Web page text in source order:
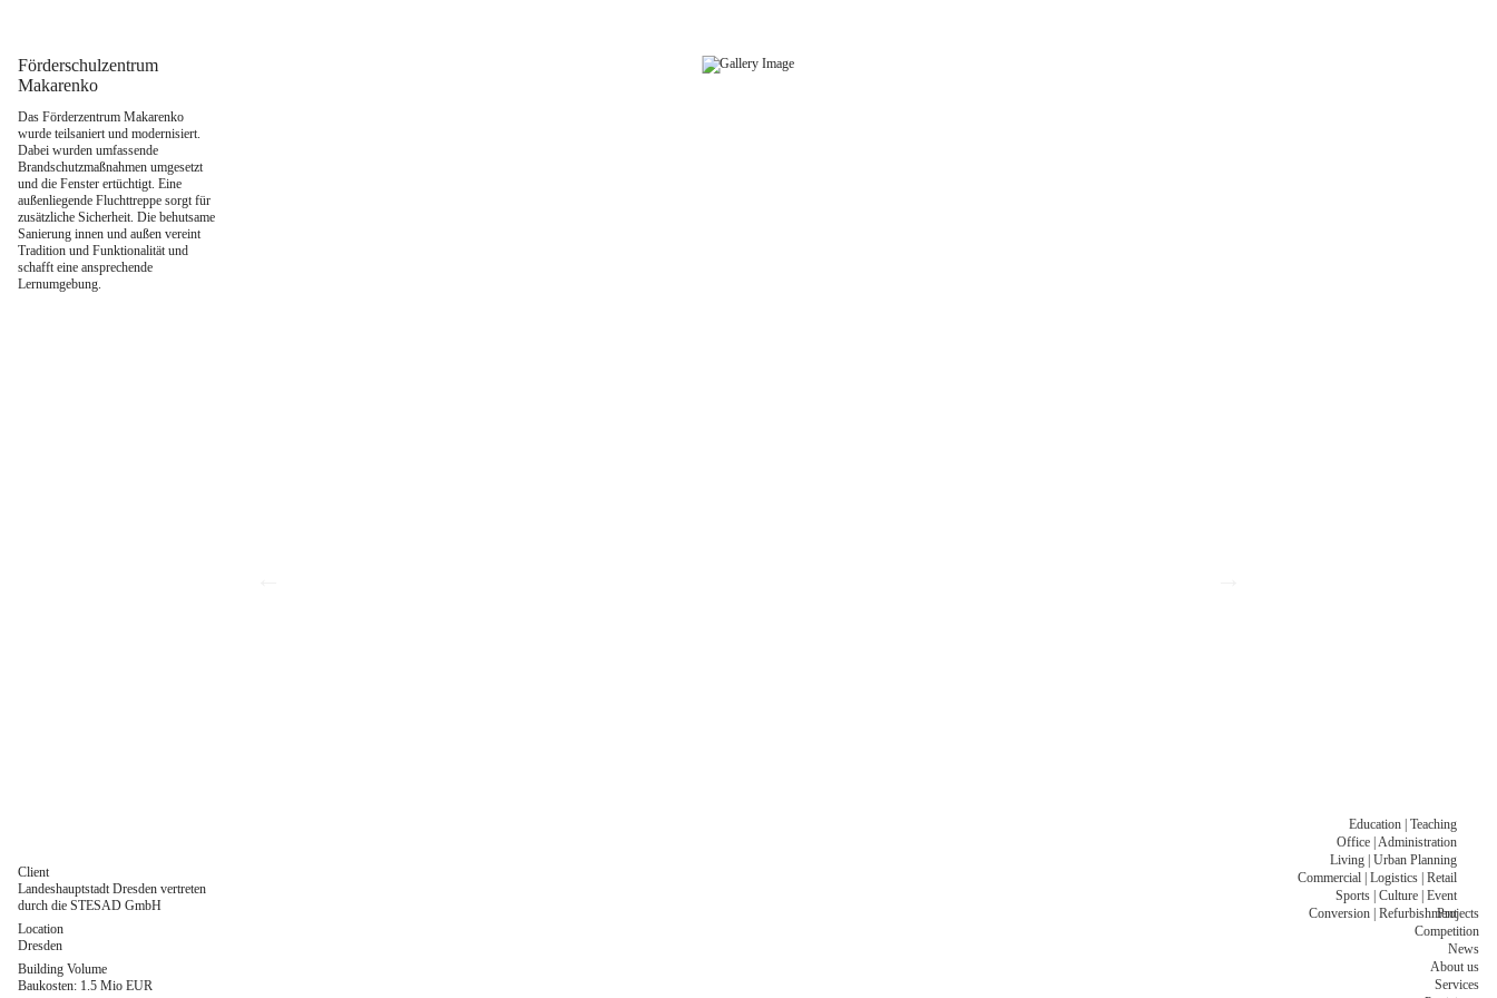
Förderschulzentrum
Makarenko
Das Förderzentrum Makarenko
wurde teilsaniert und modernisiert.
Dabei wurden umfassende
Brandschutzmaßnahmen umgesetzt
und die Fenster ertüchtigt. Eine
außenliegende Fluchttreppe sorgt für
zusätzliche Sicherheit. Die behutsame
Sanierung innen und außen vereint
Tradition und Funktionalität und
schafft eine ansprechende
Lernumgebung.
Client
Landeshauptstadt Dresden vertreten
durch die STESAD GmbH
Location
Dresden
Building Volume
Baukosten: 1.5 Mio EUR
Education | Teaching
Office | Administration
Living | Urban Planning
Commercial | Logistics | Retail
Sports | Culture | Event
Conversion | RefurbishmentProjects
Competition
News
About us
Services